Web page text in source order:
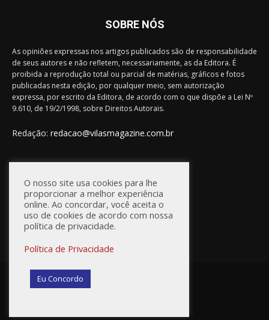
SOBRE NÓS
As opiniões expressas nos artigos publicados são de responsabilidade
de seus autores e não refletem, necessariamente, as da Editora. É
proibida a reprodução total ou parcial de matérias, gráficos e fotos
publicadas nesta edição, por qualquer meio, sem autorização
expressa, por escrito da Editora, de acordo com o que dispõe a Lei Nº
9.610, de 19/2/1998, sobre Direitos Autorais.
Redação: redacao@vilasmagazine.com.br
FIQUE CONECTADO
© Vilas Magazine / Site Desenvolvido por:
O nosso site usa cookies para lhe
proporcionar a melhor experiência
online. Ao concordar, você aceita o
uso de cookies de acordo com nossa
política de privacidade.
Política de Privacidade
Eu Concordo